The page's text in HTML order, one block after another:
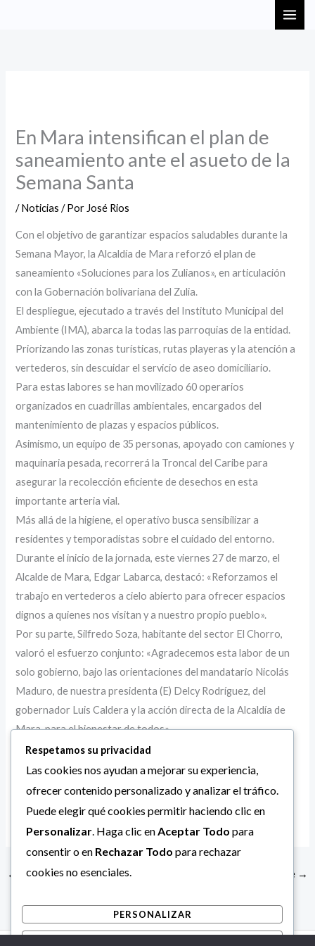
En Mara intensifican el plan de
saneamiento ante el asueto de la
Semana Santa
/Noticias / Por José Rios
Con el objetivo de garantizar espacios saludables durante la
Semana Mayor, la Alcaldía de Mara reforzó el plan de
saneamiento «Soluciones para los Zulianos», en articulación
con la Gobernación bolivariana del Zulia.
El despliegue, ejecutado a través del Instituto Municipal del
Ambiente (IMA), abarca la todas las parroquias de la entidad.
Priorizando las zonas turísticas, rutas playeras y la atención a
vertederos, sin descuidar el servicio de aseo domiciliario.
Para estas labores se han movilizado 60 operarios
organizados en cuadrillas ambientales, encargados del
mantenimiento de plazas y espacios públicos.
Asimismo, un equipo de 35 personas, apoyado con camiones y
maquinaria pesada, recorrerá la Troncal del Caribe para
asegurar la recolección eficiente de desechos en esta
importante arteria vial.
Más allá de la higiene, el operativo busca sensibilizar a
residentes y temporadistas sobre el cuidado del entorno.
Durante el inicio de la jornada, este viernes 27 de marzo, el
Alcalde de Mara, Edgar Labarca, destacó: «Reforzamos el
trabajo en vertederos a cielo abierto para ofrecer espacios
dignos a quienes nos visitan y a nuestro propio pueblo».
Por su parte, Silfredo Soza, habitante del sector El Chorro,
valoró el esfuerzo conjunto: «Agradecemos esta labor de un
solo gobierno, bajo las orientaciones del mandatario Nicolás
Maduro, de nuestra presidenta (E) Delcy Rodríguez, del
gobernador Luis Caldera y la acción directa de la Alcaldía de
Mara, para el bienestar de todos».
De esta manera, el municipio se encuentra listo para recibir a
feligreses y turistas, ofreciendo un ambiente impecable para
las actividades religiosas propias de la Semana Santa.
← Entrada anterior Entrada siguiente →
Respetamos su privacidad
Las cookies nos ayudan a mejorar su experiencia,
ofrecer contenido personalizado y analizar el tráfico.
Puede elegir qué cookies permitir haciendo clic en
Personalizar. Haga clic enAceptar Todo para
consentir o en Rechazar Todo para rechazar
cookies no esenciales.
PERSONALIZAR